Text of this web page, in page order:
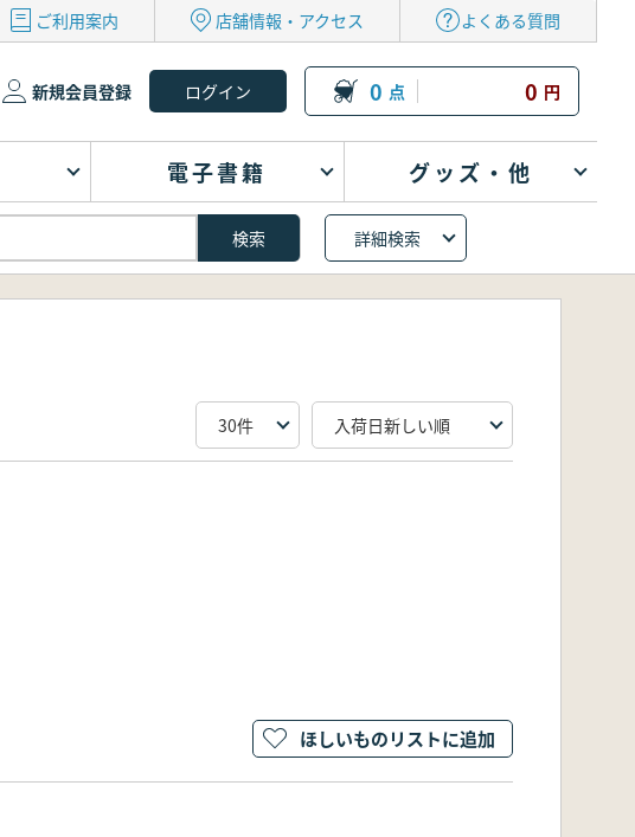
ご利用案内 店舗情報・アクセス よくある質問
新規会員登録 0 点 0 円
電子書籍 グッズ・他
詳細検索
ほしいものリストに追加